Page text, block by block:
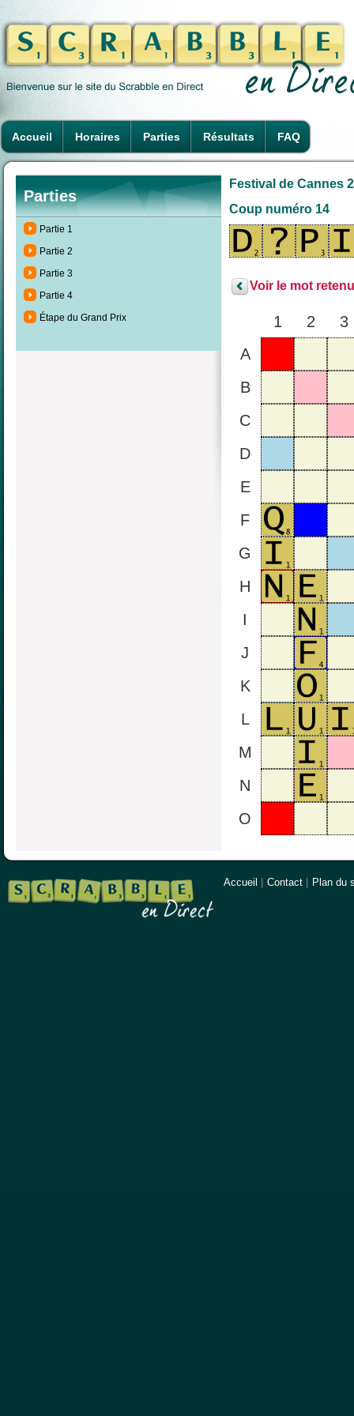
Accueil Horaires Parties Résultats FAQ
Parties
Partie 1
Partie 2
Partie 3
Partie 4
Étape du Grand Prix
Festival de Cannes
Coup numéro 14
Voir le mot
1 2
3
A
B
C
D
E
F
G
H
I
J
K
L
M
N
O
Accueil Contact Plan du